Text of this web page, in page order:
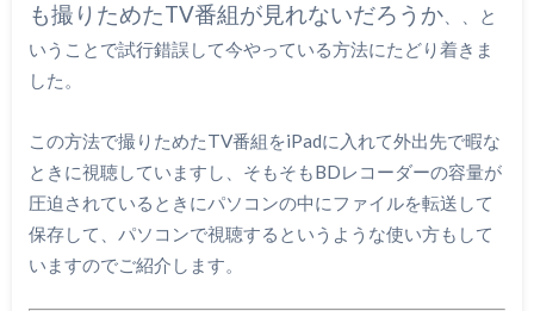
も撮りためたTV番組が見れないだろうか、、と
いうことで試行錯誤して今やっている方法にたどり着きま
した。
この方法で撮りためたTV番組をiPadに入れて外出先で暇な
ときに視聴していますし、そもそもBDレコーダーの容量が
圧迫されているときにパソコンの中にファイルを転送して
保存して、パソコンで視聴するというような使い方もして
いますのでご紹介します。